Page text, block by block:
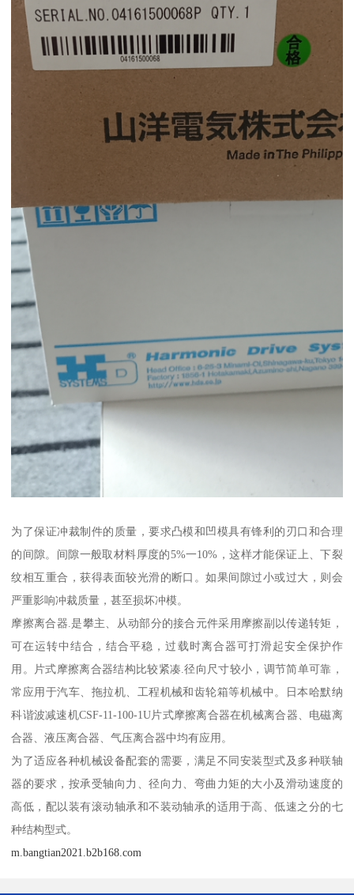
为了保证冲裁制件的质量，要求凸模和凹模具有锋利的刃口和合理
的间隙。间隙一般取材料厚度的5%一10%，这样才能保证上、下裂
纹相互重合，获得表面较光滑的断口。如果间隙过小或过大，则会
严重影响冲裁质量，甚至损坏冲模。
摩擦离合器.是攀主、从动部分的接合元件采用摩擦副以传递转矩，
可在运转中结合，结合平稳，过载时离合器可打滑起安全保护作
用。片式摩擦离合器结构比较紧凑.径向尺寸较小，调节简单可靠，
常应用于汽车、拖拉机、工程机械和齿轮箱等机械中。日本哈默纳
科谐波减速机CSF-11-100-1U片式摩擦离合器在机械离合器、电磁离
合器、液压离合器、气压离合器中均有应用。
为了适应各种机械设备配套的需要，满足不同安装型式及多种联轴
器的要求，按承受轴向力、径向力、弯曲力矩的大小及滑动速度的
高低，配以装有滚动轴承和不装动轴承的适用于高、低速之分的七
种结构型式。
m.bangtian2021.b2b168.com